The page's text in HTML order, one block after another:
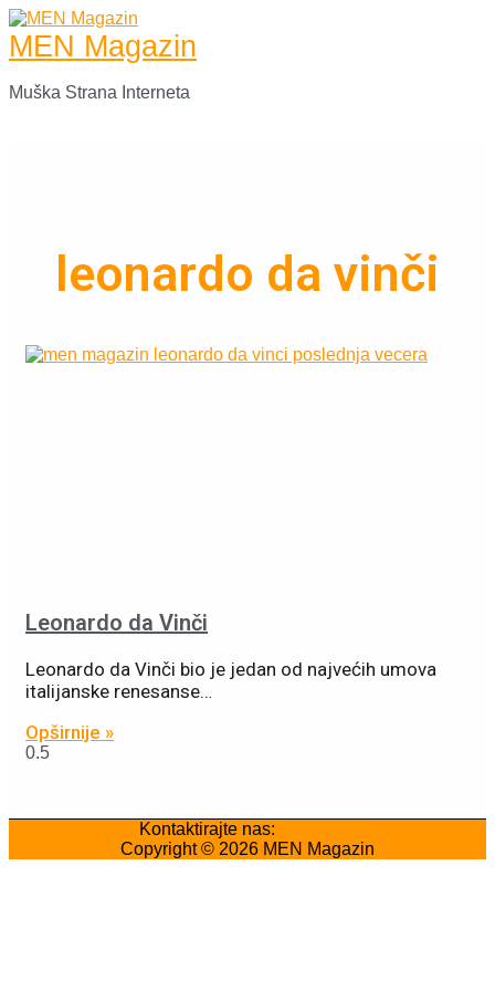
Skip
to
content
MEN Magazin
Muška Strana Interneta
leonardo da vinči
Leonardo da Vinči
Leonardo da Vinči bio je jedan od najvećih umova
italijanske renesanse…
Opširnije »
Kontaktirajte nas:
Copyright © 2026 MEN Magazin